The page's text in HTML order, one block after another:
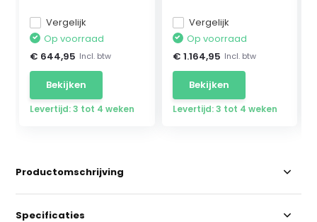
Vergelijk
Op voorraad
€ 644,95 Incl. btw
Bekijken
Levertijd: 3 tot 4 weken
Vergelijk
Op voorraad
€ 1.164,95 Incl. btw
Bekijken
Levertijd: 3 tot 4 weken
Productomschrijving
Specificaties